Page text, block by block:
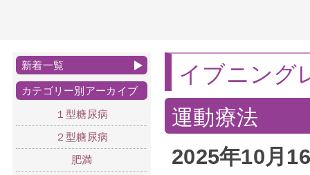
イブニング
運動療法
2025年10月
新着一覧
カテゴリー別アーカイブ
１型糖尿病
２型糖尿病
肥満